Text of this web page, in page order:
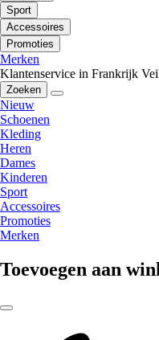
Sport
Accessoires
Promoties
Merken
Klantenservice in Frankrijk
Zoeken
Nieuw
Schoenen
Kleding
Heren
Dames
Kinderen
Sport
Accessoires
Promoties
Merken
Toevoegen aan